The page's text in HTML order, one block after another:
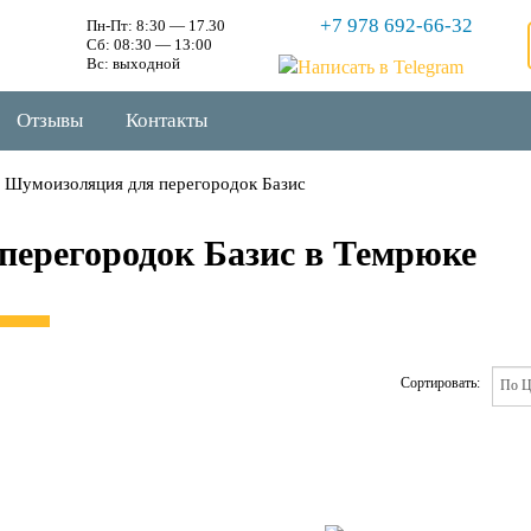
Пн-Пт: 8:30 — 17.30
Сб: 08:30 — 13:00
Вс: выходной
+7 978 692-66-32
Отзывы Контакты
Шумоизоляция для перегородок Базис
Базис в Темрюке
Сортировать: